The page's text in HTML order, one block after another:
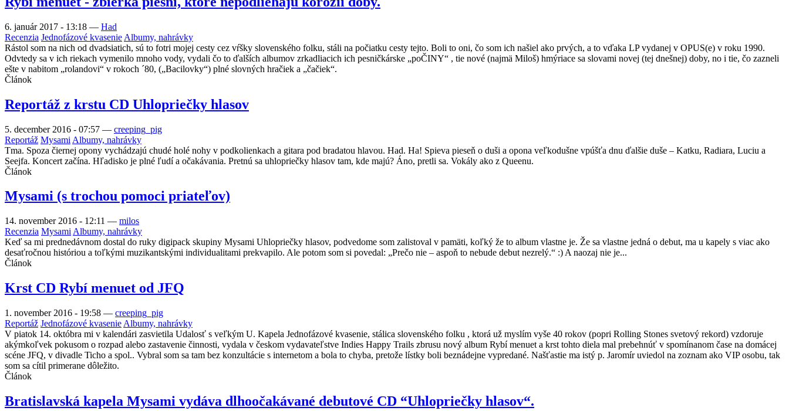
6. január 2017 - 13:18 — Had
Recenzia Jednofázové kvasenie Albumy, nahrávky
Rástol som na nich od dvadsiatich, sú to fotri mojej cesty cez vŕšky slovenského folku, stáli na počiatku cesty tejto. Boli to oni, čo som ich našiel ako prvých, a to vďaka LP vydanej v OPUS(e) v roku 1990.
Odvtedy sa v ich riekach vymenilo mnoho vody, vydali čo to ďalších albumov zrkadliacich ich pesničkárske „poČINY“ , tie nové (najmä Miloš) hmýriace sa slovami novej (tej dnešnej) doby, no i tie, čo zazneli
ešte v nabitom „rolandovi“ v rokoch ´80, („Bacilovky“) plné slovných hračiek a „čačiek“.
Článok
Reportáž z krstu CD Uhlopriečky hlasov
5. december 2016 - 07:57 — creeping_pig
Reportáž Mysami Albumy, nahrávky
Tma. Spoza čiernej opony vychádzajú chudé holé nohy v podkolienkach a gitara pod bradatou hlavou. Had. Ha! Spieva pieseň o duši a opona veľkodušne vpúšťa dnu ďalšie duše – Katku, Radiara, Luciu a
Seejfa. Koncert začína. Hľadisko je plné ľudí a očakávania. Pretnú sa uhlopriečky hlasov tam, kde majú? Áno, pretli sa. Vokály ako z Queenu.
Článok
Mysami (s trochou pomoci priateľov)
14. november 2016 - 12:11 — milos
Recenzia Mysami Albumy, nahrávky
Keď sa mi prednedávnom dostal do ruky digipack skupiny Mysami Uhlopriečky hlasov, podvedome som zalistoval v pamäti, koľký že to album vlastne je. Že sa vlastne jedná o debut, ma u kapely s viac ako
desaťročnou históriou a toľkými muzikantskými individualitami prekvapilo. Ale potom som si povedal: „Prečo nie – aspoň to nebude debut nezrelý.“ :) A naozaj nie je...
Článok
Krst CD Rybí menuet od JFQ
1. november 2016 - 19:58 — creeping_pig
Reportáž Jednofázové kvasenie Albumy, nahrávky
V piatok 14. októbra mi v kalendári zasvietila Udalosť s veľkým U. Kapela Jednofázové kvasenie, stálica slovenského folku , ktorá už myslím vyše 40 rokov (popri Rolling Stones svetový rekord) vzdoruje
akýmkoľvek pokusom o rozpad alebo zastavenie činnosti, vydala v českom vydavateľstve Indies Happy Trails zbrusu nový album Rybí menuet a krst tohto diela mal prebehnúť v spomínanom čase na domácej
scéne JFQ, v divadle Ticho a spol.. Vybral som sa tam bez konzultácie s internetom a bola to chyba, pretože lístky boli beznádejne vypredané. Našťastie ma istý p. Jaromír uviedol na zoznam ako VIP osobu, tak
som sa cítil primerane dôležito.
Článok
Bratislavská kapela Mysami vydáva dlhoočakávané debutové CD “Uhlopriečky hlasov“.